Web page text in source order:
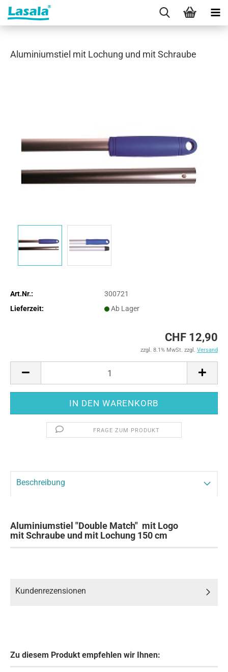
Aluminiumstiel mit Lochung und mit Schraube
Art.Nr.:
300721
Lieferzeit:
Ab Lager
CHF 12,90
zzgl. 8.1% MwSt. zzgl. Versand
FRAGE ZUM PRODUKT
Beschreibung
Aluminiumstiel "Double Match" mit Logo
mit Schraube und mit Lochung 150 cm
Kundenrezensionen
Zu diesem Produkt empfehlen wir Ihnen: